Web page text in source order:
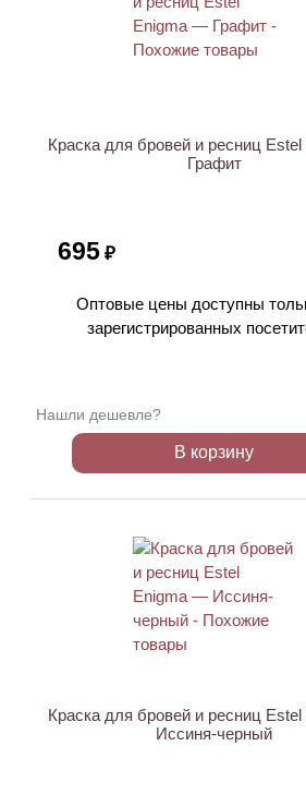
Краска для бровей и ресниц
Графит
695 ₽
Оптовые цены доступны
зарегистрированных
Нашли дешевле?
В корзину
Краска для бровей и ресниц
Иссиня-черный